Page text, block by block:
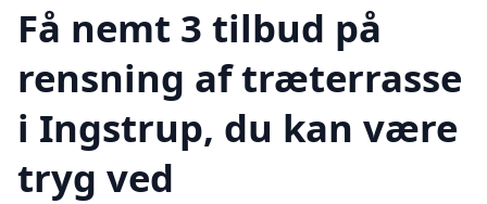
Få nemt 3 tilbud på
rensning af træterrasse
i Ingstrup, du kan være
tryg ved